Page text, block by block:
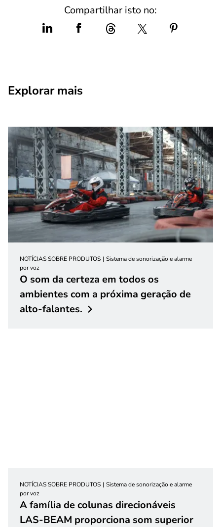
Compartilhar isto no:
Explorar mais
NOTÍCIAS SOBRE PRODUTOS
Sistema de sonorização e alarme
por voz
O som da certeza em todos os
ambientes com a próxima geração de
alto-falantes.
NOTÍCIAS SOBRE PRODUTOS
Sistema de sonorização e alarme
por voz
A família de colunas direcionáveis
LAS-BEAM proporciona som superior